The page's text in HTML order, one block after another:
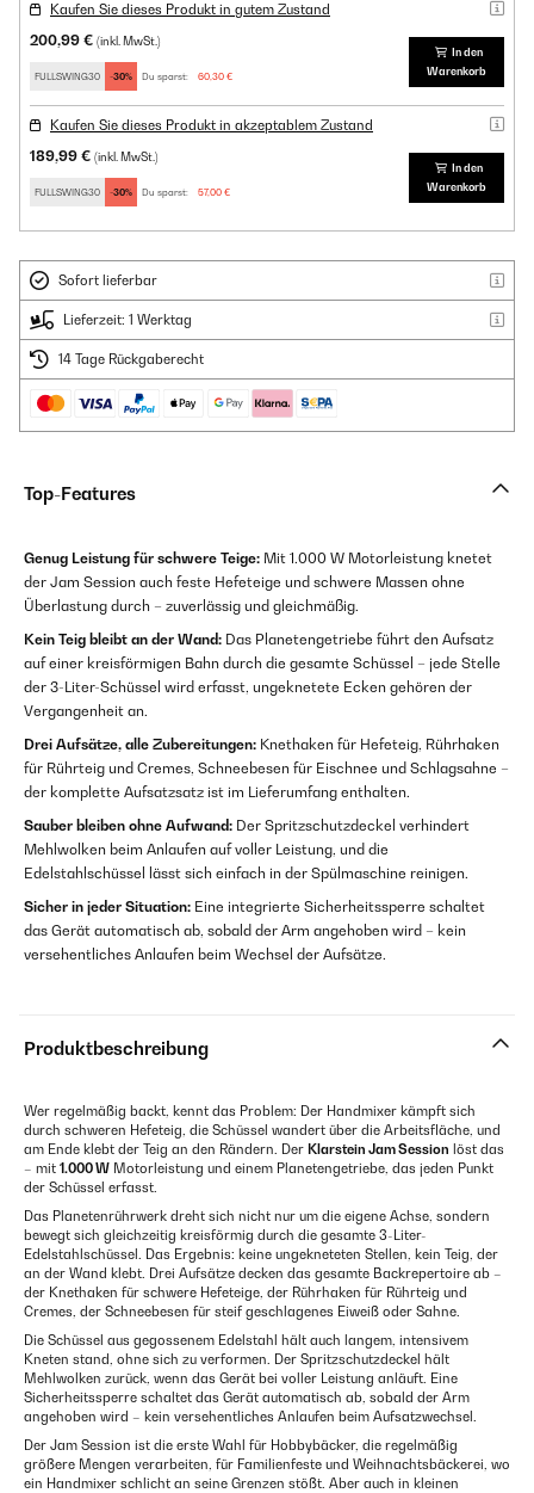
Kaufen Sie dieses Produkt in gutem Zustand
200,99 € (inkl. MwSt.)
FULLSWING30 -30% Du sparst: 60,30 €
In den
Warenkorb
Kaufen Sie dieses Produkt in akzeptablem Zustand
189,99 € (inkl. MwSt.)
FULLSWING30 -30% Du sparst: 57,00 €
In den
Warenkorb
Sofort lieferbar
Lieferzeit: 1 Werktag
14 Tage Rückgaberecht
Top-Features
Genug Leistung für schwere Teige: Mit 1.000 W Motorleistung knetet
der Jam Session auch feste Hefeteige und schwere Massen ohne
Überlastung durch – zuverlässig und gleichmäßig.
Kein Teig bleibt an der Wand: Das Planetengetriebe führt den Aufsatz
auf einer kreisförmigen Bahn durch die gesamte Schüssel – jede Stelle
der 3-Liter-Schüssel wird erfasst, ungeknetete Ecken gehören der
Vergangenheit an.
Drei Aufsätze, alle Zubereitungen: Knethaken für Hefeteig, Rührhaken
für Rührteig und Cremes, Schneebesen für Eischnee und Schlagsahne –
der komplette Aufsatzsatz ist im Lieferumfang enthalten.
Sauber bleiben ohne Aufwand: Der Spritzschutzdeckel verhindert
Mehlwolken beim Anlaufen auf voller Leistung, und die
Edelstahlschüssel lässt sich einfach in der Spülmaschine reinigen.
Sicher in jeder Situation: Eine integrierte Sicherheitssperre schaltet
das Gerät automatisch ab, sobald der Arm angehoben wird – kein
versehentliches Anlaufen beim Wechsel der Aufsätze.
Produktbeschreibung
Wer regelmäßig backt, kennt das Problem: Der Handmixer kämpft sich
durch schweren Hefeteig, die Schüssel wandert über die Arbeitsfläche, und
am Ende klebt der Teig an den Rändern. Der Klarstein Jam Session löst das
– mit 1.000 W Motorleistung und einem Planetengetriebe, das jeden Punkt
der Schüssel erfasst.
Das Planetenrührwerk dreht sich nicht nur um die eigene Achse, sondern
bewegt sich gleichzeitig kreisförmig durch die gesamte 3-Liter-
Edelstahlschüssel. Das Ergebnis: keine ungekneteten Stellen, kein Teig, der
an der Wand klebt. Drei Aufsätze decken das gesamte Backrepertoire ab –
der Knethaken für schwere Hefeteige, der Rührhaken für Rührteig und
Cremes, der Schneebesen für steif geschlagenes Eiweiß oder Sahne.
Die Schüssel aus gegossenem Edelstahl hält auch langem, intensivem
Kneten stand, ohne sich zu verformen. Der Spritzschutzdeckel hält
Mehlwolken zurück, wenn das Gerät bei voller Leistung anläuft. Eine
Sicherheitssperre schaltet das Gerät automatisch ab, sobald der Arm
angehoben wird – kein versehentliches Anlaufen beim Aufsatzwechsel.
Der Jam Session ist die erste Wahl für Hobbybäcker, die regelmäßig
größere Mengen verarbeiten, für Familienfeste und Weihnachtsbäckerei, wo
ein Handmixer schlicht an seine Grenzen stößt. Aber auch in kleinen